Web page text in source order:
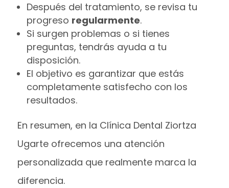
Después del tratamiento, se revisa tu
progreso regularmente.
Si surgen problemas o si tienes
preguntas, tendrás ayuda a tu
disposición.
El objetivo es garantizar que estás
completamente satisfecho con los
resultados.
En resumen, en la Clínica Dental Ziortza
Ugarte ofrecemos una atención
personalizada que realmente marca la
diferencia.